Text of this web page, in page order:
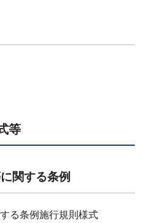
等
関する条例
る条例施行規則様式